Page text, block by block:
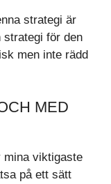
strategi är
för den
men inte rädd
MED
mina viktigaste
på ett sätt